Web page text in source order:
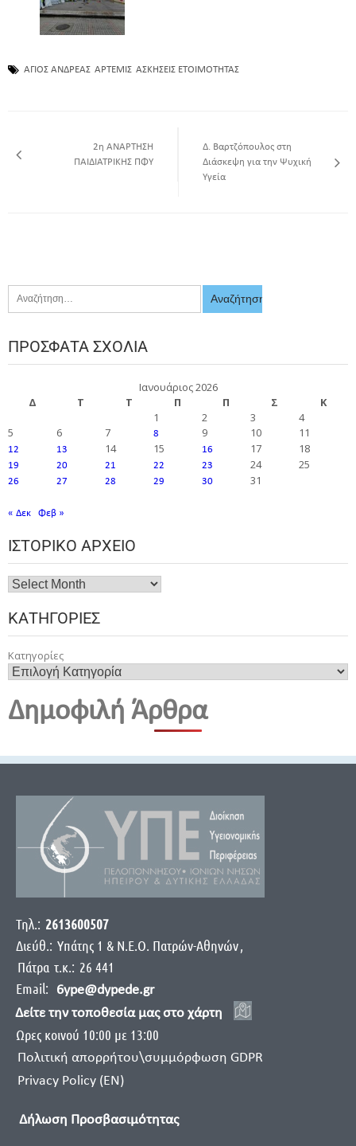
ΑΓΙΟΣ ΑΝΔΡΕΑΣ ΑΡΤΕΜΙΣ ΑΣΚΗΣΕΙΣ ΕΤΟΙΜΟΤΗΤΑΣ
2η ΑΝΑΡΤΗΣΗ
ΠΑΙΔΙΑΤΡΙΚΗΣ ΠΦΥ
Δ. Βαρτζόπουλος στη
Διάσκεψη για την Ψυχική
Υγεία
ΠΡΌΣΦΑΤΑ ΣΧΌΛΙΑ
Ιανουάριος 2026
Δ
Τ Τ Π Π Σ
Κ
1
2 3
4
5
6 7 8 9 10 11
12 13 14 15 16 17 18
19 20 21 22 23 24 25
26 27 28 29 30 31
« Δεκ Φεβ »
ΙΣΤΟΡΙΚΌ ΑΡΧΕΊΟ
ΚΑΤΗΓΟΡΊΕΣ
Κατηγορίες
Δημοφιλή Άρθρα
Τηλ.: 2613600507
Διεύθ.: Yπάτης 1 & Ν.Ε.Ο. Πατρών-Αθηνών,
Πάτρα τ.κ.: 26 441
Email:
6ype@dypede.gr
Δείτε την τοποθεσία μας στο χάρτη
Ωρες κοινού 10:00 με 13:00
Πολιτική απορρήτου\συμμόρφωση GDPR
Privacy Policy (EN)
Δήλωση Προσβασιμότητας